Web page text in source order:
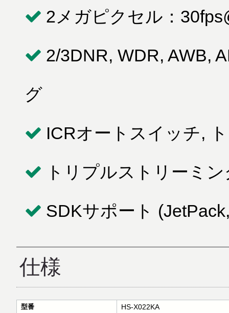
2メガピクセル：
2/3DNR, WDR, AWB,
グ
ICRオートスイッチ,
トリプルストリーミン
SDKサポート
仕様
型番 HS-X022KA